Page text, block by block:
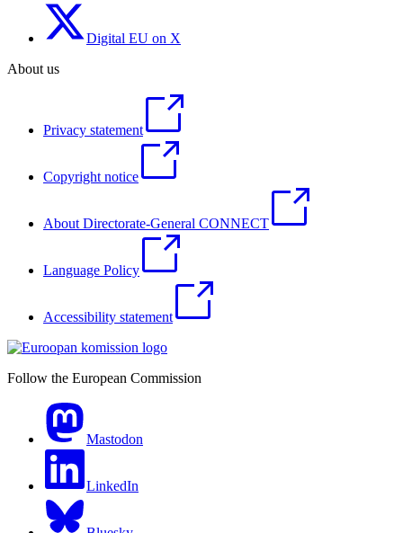
Digital EU on X
About us
Privacy statement
Copyright notice
About Directorate-General CONNECT
Language Policy
Accessibility statement
Follow the European Commission
Mastodon
LinkedIn